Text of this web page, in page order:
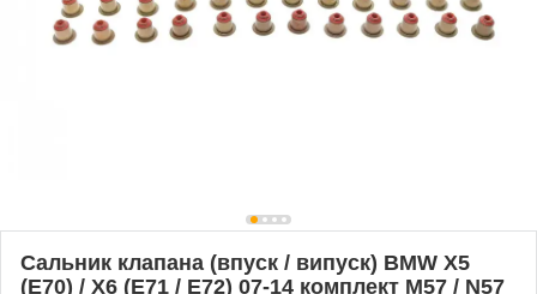
Сальник клапана (впуск / випуск) BMW X5
(E70) / X6 (E71 / E72) 07-14 комплект M57 / N57